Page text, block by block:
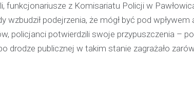
funkcjonariusze z Komisariatu Policji w
wzbudził podejrzenia, że mógł być pod
policjanci potwierdzili swoje przypuszczenia –
drodze publicznej w takim stanie zagrażało